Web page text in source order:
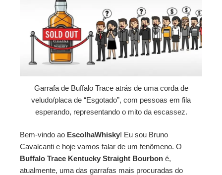
Garrafa de Buffalo Trace atrás de uma corda de
veludo/placa de “Esgotado”, com pessoas em fila
esperando, representando o mito da escassez.
Bem-vindo ao EscolhaWhisky! Eu sou Bruno
Cavalcanti e hoje vamos falar de um fenômeno. O
Buffalo Trace Kentucky Straight Bourbon é,
atualmente, uma das garrafas mais procuradas do